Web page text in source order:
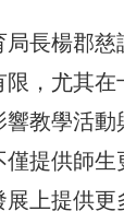
局長楊郡
限，尤其
教學活動
僅提供師生
上提供更